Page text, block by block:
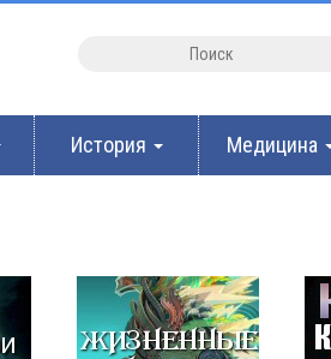
История Медицина